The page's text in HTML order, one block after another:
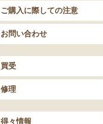
ご購入に際しての注意
お問い合わせ
買受
修理
得々情報